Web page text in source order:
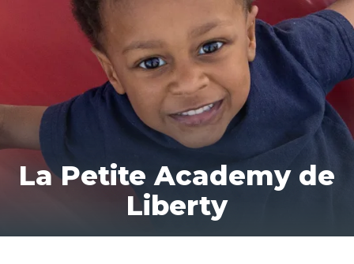
La Petite Academy de
Liberty